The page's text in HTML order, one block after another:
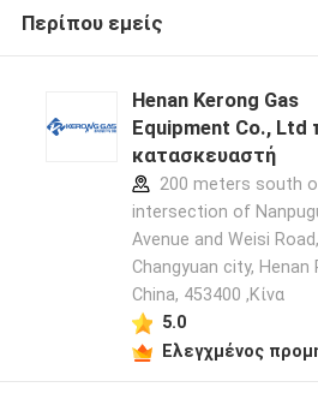
Περίπου εμείς
Henan Kerong Gas
Equipment Co., Ltd
κατασκευαστή
200 meters south
intersection of
Avenue and Weisi Road,
Changyuan city, Henan
China, 453400 ,Κίνα
5.0
Ελεγχμένος